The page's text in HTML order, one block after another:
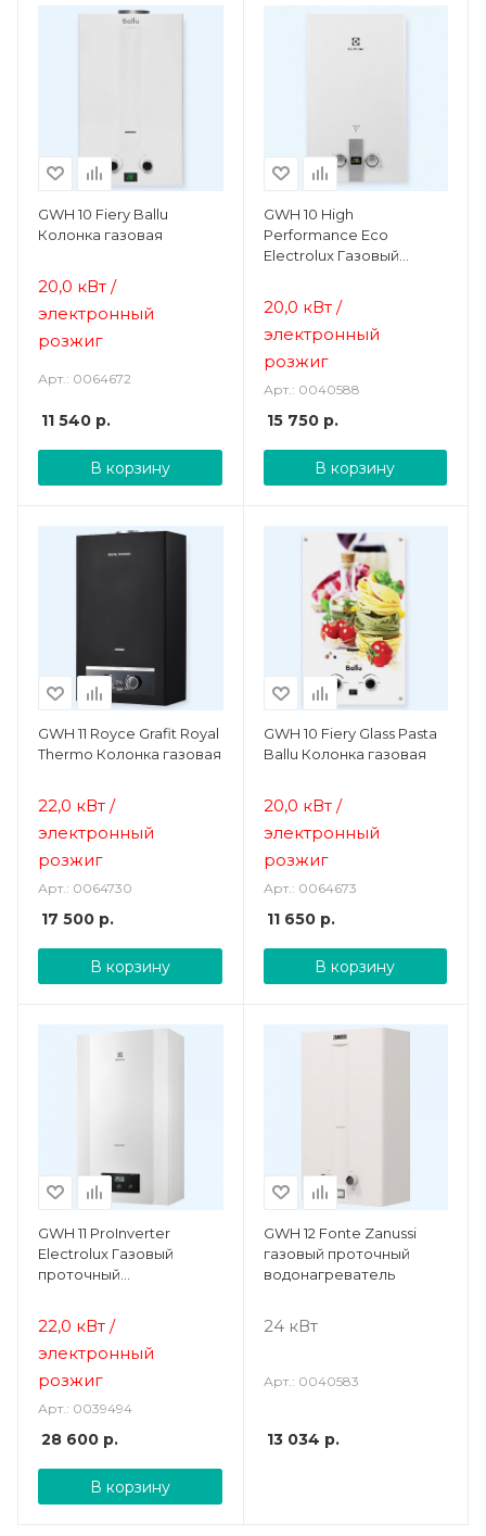
GWH 10 Fiery Ballu
Колонка газовая
20,0 кВт /
электронный
розжиг
Арт.: 0064672
11 540 р.
В корзину
GWH 10 High
Performance Eco
Electrolux Газовый
водонагреватель
20,0 кВт /
электронный
розжиг
Арт.: 0040588
15 750р.
В корзину
GWH 11 Royce Grafit Royal
Thermo Колонка газовая
22,0 кВт /
электронный
розжиг
Арт.: 0064730
17 500 р.
В корзину
GWH 10 Fiery Glass Pasta
Ballu Колонка газовая
20,0 кВт /
электронный
розжиг
Арт.: 0064673
11 650р.
В корзину
GWH 11 ProInverter
Electrolux Газовый
проточный
22,0 кВт /
электронный
розжиг
Арт.: 0039494
28 600 р.
В корзину
GWH 12 Fonte Zanussi
газовый проточный
водонагреватель
24 кВт
Арт.: 0040583
13 034 р.